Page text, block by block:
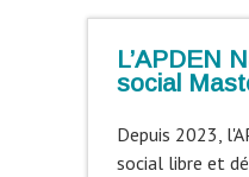
L’APDEN
social
Depuis 2023,
social libre et